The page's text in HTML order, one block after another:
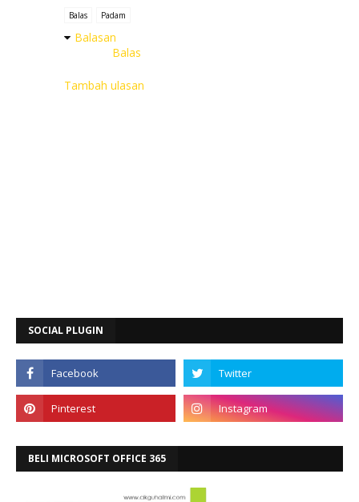
Balas Padam
Balasan
Balas
Tambah ulasan
SOCIAL PLUGIN
BELI MICROSOFT OFFICE 365